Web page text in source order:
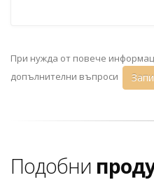
При нужда от повече
допълнителни въпроси
Подобни